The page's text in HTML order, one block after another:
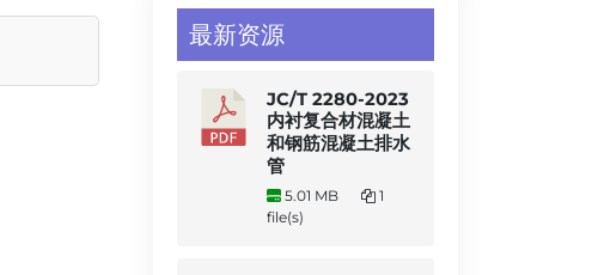
最新资源
JC/T 2280-2023
内衬复合材混凝土
和钢筋混凝土排水
管
5.01 MB
1
file(s)